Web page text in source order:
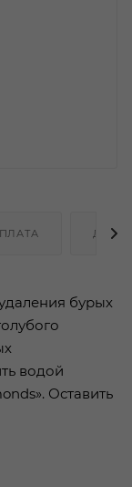
бурых
водой
Оставить